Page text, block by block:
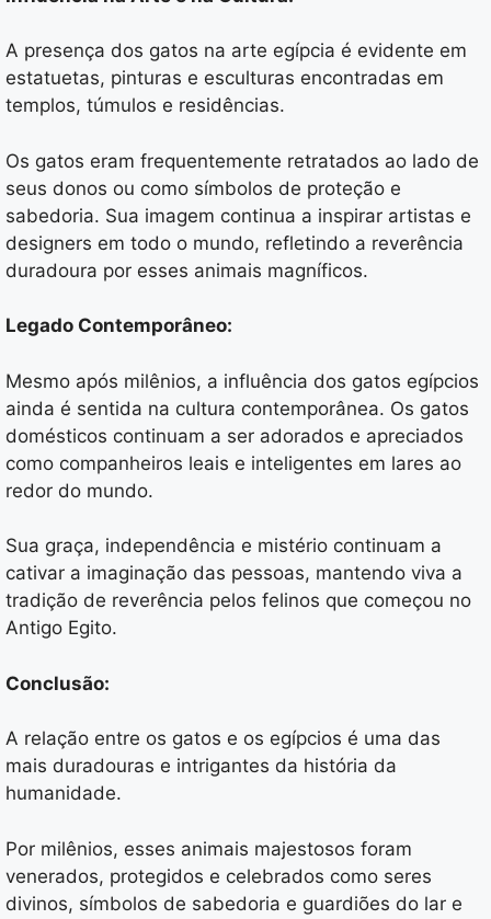
A presença dos gatos na arte egípcia é evidente em
estatuetas, pinturas e esculturas encontradas em
templos, túmulos e residências.
Os gatos eram frequentemente retratados ao lado de
seus donos ou como símbolos de proteção e
sabedoria. Sua imagem continua a inspirar artistas e
designers em todo o mundo, refletindo a reverência
duradoura por esses animais magníficos.
Legado Contemporâneo:
Mesmo após milênios, a influência dos gatos egípcios
ainda é sentida na cultura contemporânea. Os gatos
domésticos continuam a ser adorados e apreciados
como companheiros leais e inteligentes em lares ao
redor do mundo.
Sua graça, independência e mistério continuam a
cativar a imaginação das pessoas, mantendo viva a
tradição de reverência pelos felinos que começou no
Antigo Egito.
Conclusão:
A relação entre os gatos e os egípcios é uma das
mais duradouras e intrigantes da história da
humanidade.
Por milênios, esses animais majestosos foram
venerados, protegidos e celebrados como seres
divinos, símbolos de sabedoria e guardiões do lar e